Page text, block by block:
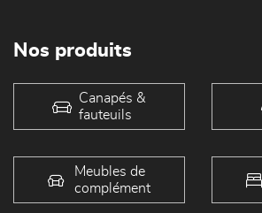
Nos produits
Canapés &
fauteuils
Meubles de
complément